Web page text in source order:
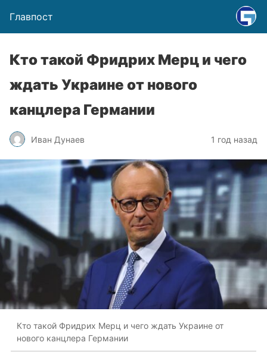
Главпост
Кто такой Фридрих Мерц и чего
ждать Украине от нового
канцлера Германии
Иван Дунаев 1 год назад
Кто такой Фридрих Мерц и чего ждать Украине от
нового канцлера Германии